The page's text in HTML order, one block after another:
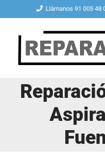
contenido
Llámanos 91 005 48